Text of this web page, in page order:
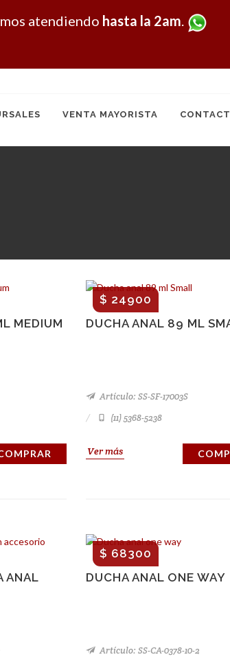
atendiendo hasta la 2am.
VENTA MAYORISTA
MEDIUM DUCHA ANAL 89 ML
$ 24900
Artículo: SS-SF-17003S
(11) 5368-5238
Ver más
ANAL
DUCHA ANAL ONE WAY
$ 68300
Artículo: SS-CA-0378-10-2